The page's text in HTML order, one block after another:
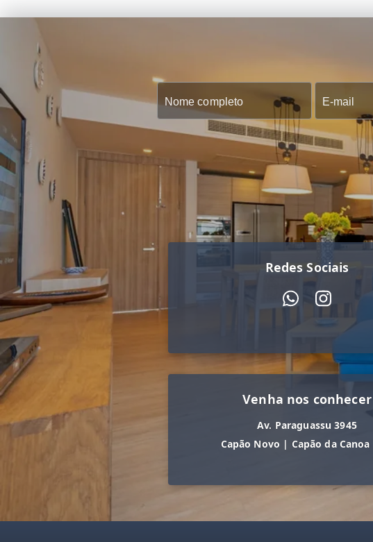
Redes Sociais
Venha nos conhecer
Av. Paraguassu 3945
Capão Novo | Capão da Canoa